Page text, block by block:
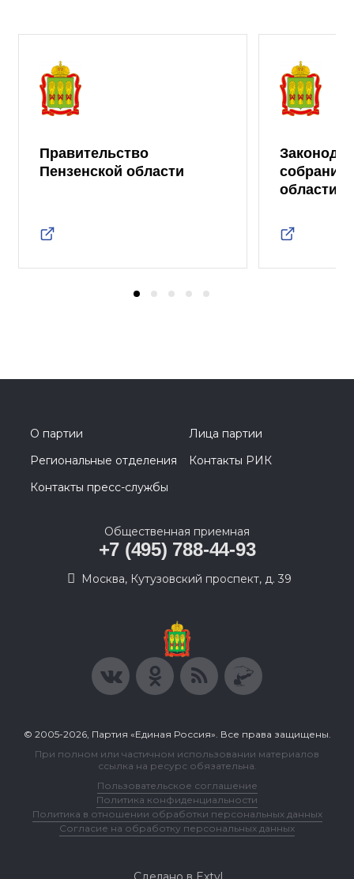
Правительство
Пензенской области
собрание
области
О партии
Лица партии
Региональные отделения
Контакты РИК
Контакты пресс-службы
Общественная приемная
+7 (495) 788-44-93
Москва, Кутузовский проспект, д. 39
© 2005-2026, Партия «Единая Россия». Все права защищены.
При полном или частичном использовании материалов
ссылка на ресурс обязательна.
Пользовательское соглашение
Политика конфиденциальности
Политика в отношении обработки персональных данных
Согласие на обработку персональных данных